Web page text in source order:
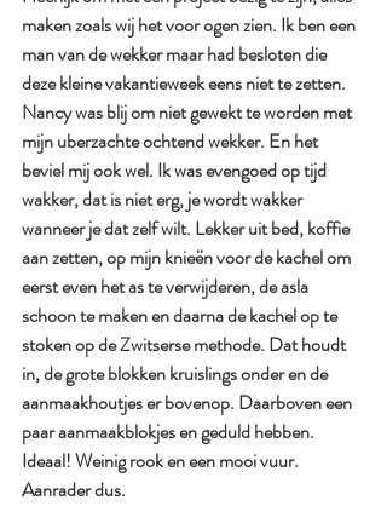
maken zoals wij het voor ogen zien. Ik ben een
man van de wekker maar had besloten die
deze kleine vakantieweek eens niet te zetten.
Nancy was blij om niet gewekt te worden met
mijn uberzachte ochtend wekker. En het
beviel mij ook wel. Ik was evengoed op tijd
wakker, dat is niet erg, je wordt wakker
wanneer je dat zelf wilt. Lekker uit bed, koffie
aan zetten, op mijn knieën voor de kachel om
eerst even het as te verwijderen, de asla
schoon te maken en daarna de kachel op te
stoken op de Zwitserse methode. Dat houdt
in, de grote blokken kruislings onder en de
aanmaakhoutjes er bovenop. Daarboven een
paar aanmaakblokjes en geduld hebben.
Ideaal! Weinig rook en een mooi vuur.
Aanrader dus.